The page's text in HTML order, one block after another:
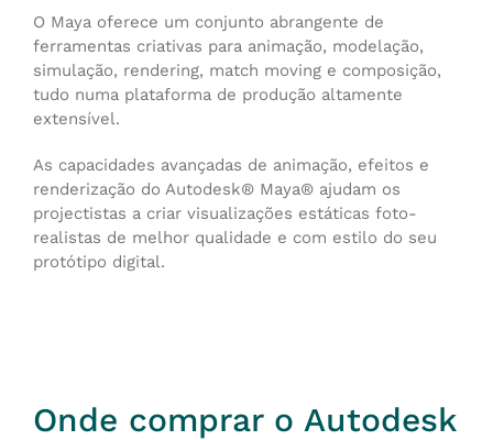
O Maya oferece um conjunto abrangente de
ferramentas criativas para animação, modelação,
simulação, rendering, match moving e composição,
tudo numa plataforma de produção altamente
extensível.
As capacidades avançadas de animação, efeitos e
renderização do Autodesk® Maya® ajudam os
projectistas a criar visualizações estáticas foto-
realistas de melhor qualidade e com estilo do seu
protótipo digital.
Onde comprar o Autodesk